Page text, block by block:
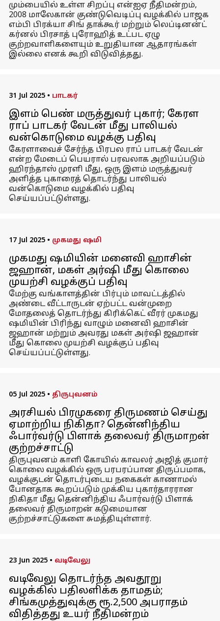
மும்பையில் உள்ள சிறப்பு என்ஐஏ நீதிமன்றம்,
2008 மாலேகான் குண்டுவெடிப்பு வழக்கில் பாஜக
எம்பி பிரக்யா சிங் தாக்கூர் மற்றும் லெப்டினன்ட்
கர்னல் பிரசாத் புரோஹித் உட்பட ஏழு
குற்றவாளிகளையும் உறுதியான ஆதாரங்கள்
இல்லை எனக் கூறி விடுவித்தது.
31 Jul 2025 • பாடகர்
இளம் பெண் மருத்துவர் புகார்; கேரள
ராப் பாடகர் வேடன் மீது பாலியல்
வன்கொடுமை வழக்கு பதிவு
கேரளாவைச் சேர்ந்த பிரபல ராப் பாடகர் வேடன்
என்ற மேடைப் பெயரால் பரவலாக அறியப்படும்
ஹிரந்தாஸ் முரளி மீது, ஒரு இளம் மருத்துவர்
அளித்த புகாரைத் தொடர்ந்து பாலியல்
வன்கொடுமை வழக்கில் பதிவு
செய்யப்பட்டுள்ளது.
17 Jul 2025 • முகமது ஷமி
முகமது ஷமியின் மனைவி ஹாசின்
ஜஹான், மகள் அர்ஷி மீது கொலை
முயற்சி வழக்குப் பதிவு
மேற்கு வங்காளத்தின் பிர்பும் மாவட்டத்தில்
அண்டை வீட்டாருடன் ஏற்பட்ட வன்முறை
மோதலைத் தொடர்ந்து கிரிக்கெட் வீரர் முகமது
ஷமியின் பிரிந்து வாழும் மனைவி ஹாசின்
ஜஹான் மற்றும் அவரது மகள் அர்ஷி ஜஹான்
மீது கொலை முயற்சி வழக்குப் பதிவு
செய்யப்பட்டுள்ளது.
05 Jul 2025 • திருபுவனம்
அரசியல் பிரமுகரை திருமணம் செய்து
ஏமாற்றிய நிகிதா? தென்னிந்திய
ஃபார்வர்டு பிளாக் தலைவர் திருமாறன்
குற்றச்சாட்டு
திருபுவனம் காளி கோயில் காவலர் அஜித் குமார்
கொலை வழக்கில் ஒரு பரபரப்பான திருப்பமாக,
வழக்குடன் தொடர்புடைய நகைகள் காணாமல்
போனதாக கூறப்படும் முக்கிய புகார்தாரரான
நிகிதா மீது தென்னிந்திய ஃபார்வர்டு பிளாக்
தலைவர் திருமாறன் கடுமையான
குற்றச்சாட்டுகளை சுமத்தியுள்ளார்.
23 Jun 2025 • வடிவேலு
வடிவேலு தொடர்ந்த அவதூறு
வழக்கில் பதிலளிக்க தாமதம்;
சிங்கமுத்துவுக்கு ரூ.2,500 அபராதம்
விதித்தது உயர் நீதிமன்றம்